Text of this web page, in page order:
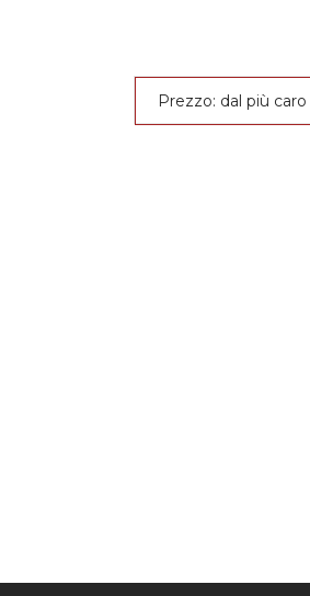
Prezzo: dal più caro